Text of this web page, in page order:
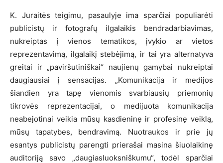
K. Juraitės teigimu, pasaulyje ima sparčiai populiarėti
publicistų ir fotografų ilgalaikis bendradarbiavimas,
nukreiptas į vienos tematikos, įvykio ar vietos
reprezentavimą, ilgalaikį stebėjimą, ir tai yra alternatyva
greitai ir „paviršutiniškai“ naujienų gamybai nukreiptai
daugiausiai į sensacijas. „Komunikacija ir medijos
šiandien yra tapę vienomis svarbiausių priemonių
tikrovės reprezentacijai, o medijuota komunikacija
neabejotinai veikia mūsų kasdieninę ir profesinę veiklą,
mūsų tapatybes, bendravimą. Nuotraukos ir prie jų
esantys publicistų parengti prierašai masina šiuolaikinę
auditoriją savo „daugiasluoksniškumu“, todėl sparčiai